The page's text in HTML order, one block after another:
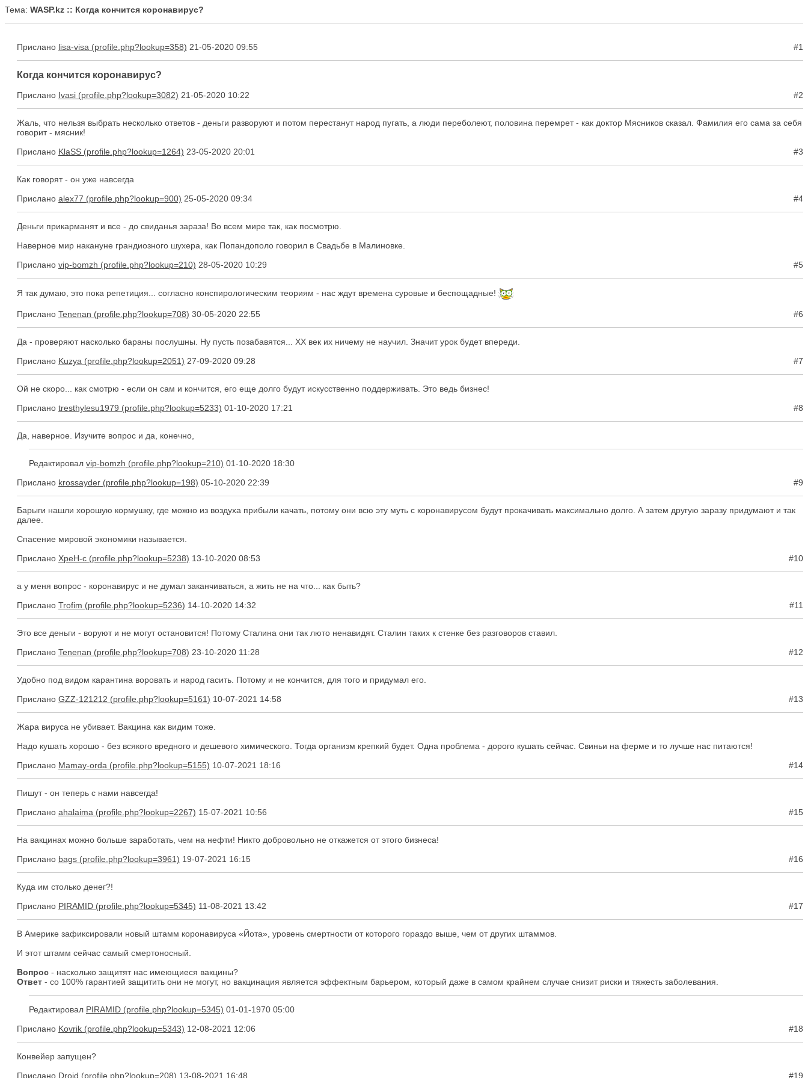
Тема: WASP.kz :: Когда кончится коронавирус?
Прислано lisa-visa 21-05-2020 09:55 #1
Когда кончится коронавирус?
Прислано Ivasi 21-05-2020 10:22 #2
Жаль, что нельзя выбрать несколько ответов - деньги разворуют и потом перестанут народ пугать, а люди переболеют, половина перемрет - как доктор Мясников сказал. Фамилия его сама за себя
говорит - мясник!
Прислано KlaSS 23-05-2020 20:01 #3
Как говорят - он уже навсегда
Прислано alex77 25-05-2020 09:34 #4
Деньги прикарманят и все - до свиданья зараза! Во всем мире так, как посмотрю.
Наверное мир накануне грандиозного шухера, как Попандополо говорил в Свадьбе в Малиновке.
Прислано vip-bomzh 28-05-2020 10:29 #5
Я так думаю, это пока репетиция... согласно конспирологическим теориям - нас ждут времена суровые и беспощадные!
Прислано Tenenan 30-05-2020 22:55 #6
Да - проверяют насколько бараны послушны. Ну пусть позабавятся... ХХ век их ничему не научил. Значит урок будет впереди.
Прислано Kuzya 27-09-2020 09:28 #7
Ой не скоро... как смотрю - если он сам и кончится, его еще долго будут искусственно поддерживать. Это ведь бизнес!
Прислано tresthylesu1979 01-10-2020 17:21 #8
Да, наверное. Изучите вопрос и да, конечно,
Редактировал vip-bomzh
01-10-2020 18:30
Прислано krossayder 05-10-2020 22:39 #9
Барыги нашли хорошую кормушку, где можно из воздуха прибыли качать, потому они всю эту муть с коронавирусом будут прокачивать максимально долго. А затем другую заразу придумают и так
далее.
Спасение мировой экономики называется.
Прислано XpeH-c 13-10-2020 08:53 #10
а у меня вопрос - коронавирус и не думал заканчиваться, а жить не на что... как быть?
Прислано Trofim 14-10-2020 14:32 #11
Это все деньги - воруют и не могут остановится! Потому Сталина они так люто ненавидят. Сталин таких к стенке без разговоров ставил.
Прислано Tenenan 23-10-2020 11:28 #12
Удобно под видом карантина воровать и народ гасить. Потому и не кончится, для того и придумал его.
Прислано GZZ-121212 10-07-2021 14:58 #13
Жара вируса не убивает. Вакцина как видим тоже.
Надо кушать хорошо - без всякого вредного и дешевого химического. Тогда организм крепкий будет. Одна проблема - дорого кушать сейчас. Свиньи на ферме и то лучше нас питаются!
Прислано Mamay-orda 10-07-2021 18:16 #14
Пишут - он теперь с нами навсегда!
Прислано ahalaima 15-07-2021 10:56 #15
На вакцинах можно больше заработать, чем на нефти! Никто добровольно не откажется от этого бизнеса!
Прислано bags 19-07-2021 16:15 #16
Куда им столько денег?!
Прислано PIRAMID 11-08-2021 13:42 #17
В Америке зафиксировали новый штамм коронавируса «Йота», уровень смертности от которого гораздо выше, чем от других штаммов.
И этот штамм сейчас самый смертоносный.
Вопрос - насколько защитят нас имеющиеся вакцины?
Ответ - со 100% гарантией защитить они не могут, но вакцинация является эффектным барьером, который даже в самом крайнем случае снизит риски и тяжесть заболевания.
Редактировал PIRAMID
01-01-1970 05:00
Прислано Kovrik 12-08-2021 12:06 #18
Конвейер запущен?
Прислано Droid 13-08-2021 16:48 #19